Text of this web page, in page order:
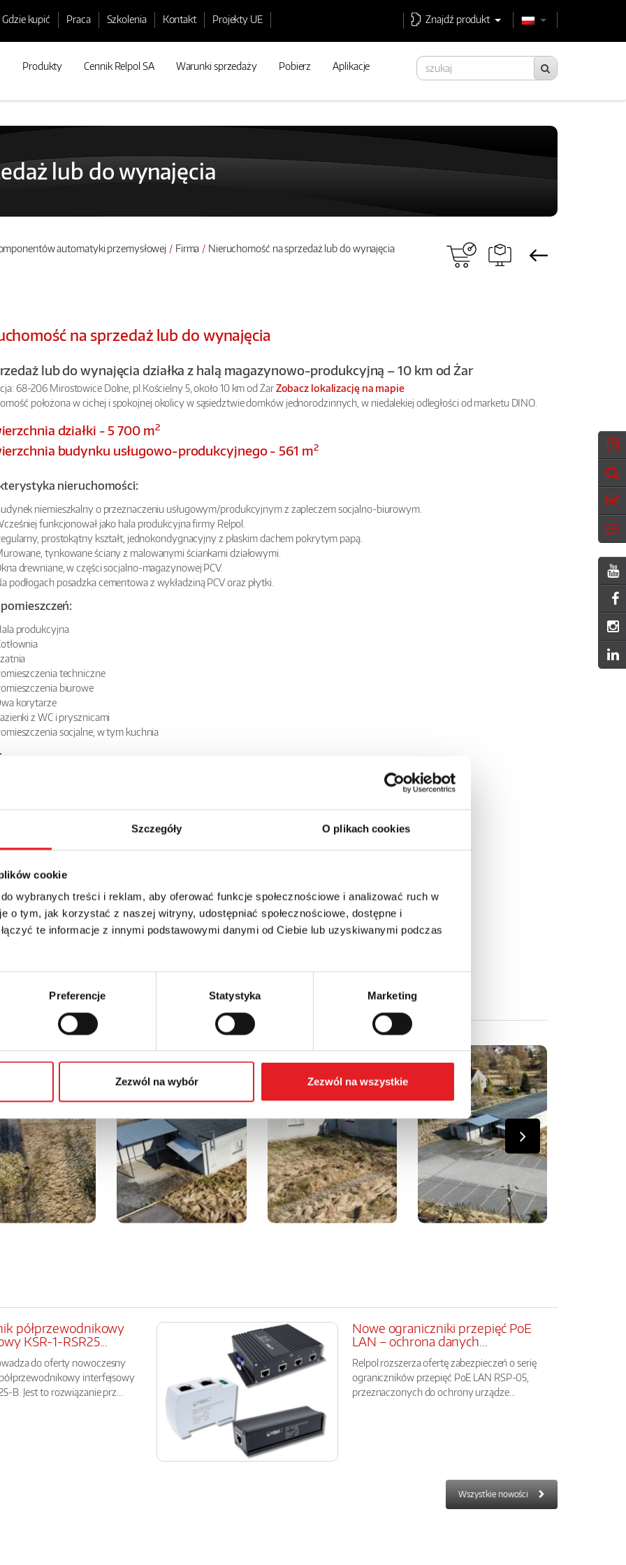
Szczegóły O plikach cookies
cookie
wybranych treści i reklam, aby oferować funkcje społecznościowe i analizować ruch w
o tym, jak korzystać z naszej witryny, udostępniać społecznościowe, dostępne i
te informacje z innymi podstawowymi danymi od Ciebie lub uzyskiwanymi podczas
Preferencje Statystyka Marketing
Zezwól na wybór Zezwól na wszystkie
Gdzie kupić Praca Szkolenia Kontakt Projekty UE Znajdź produkt
Produkty Cennik Relpol SA Warunki sprzedaży Pobierz Aplikacje
lub do wynajęcia
automatyki przemysłowej Firma Nieruchomość na sprzedaż lub do wynajęcia
na sprzedaż lub do wynajęcia
lub do wynajęcia działka z halą magazynowo-produkcyjną – 10 km od Żar
68-206 Mirostowice Dolne, pl.Kościelny 5, około 10 km od ŻarZobacz lokalizację na mapie
położona w cichej i spokojnej okolicy w sąsiedztwie domków jednorodzinnych, w niedalekiej odległości od marketu DINO.
działki - 5 700 m2
budynku usługowo-produkcyjnego - 561 m2
nieruchomości:
niemieszkalny o przeznaczeniu usługowym/produkcyjnym z zapleczem socjalno-biurowym.
funkcjonował jako hala produkcyjna firmy Relpol.
prostokątny kształt, jednokondygnacyjny z płaskim dachem pokrytym papą.
tynkowane ściany z malowanymi ściankami działowymi.
drewniane, w części socjalno-magazynowej PCV.
podłogach posadzka cementowa z wykładziną PCV oraz płytki.
produkcyjna
techniczne
biurowe
korytarze
z WC i prysznicami
socjalne, w tym kuchnia
parking wyłożony kostką typu polbruk
Ogrodzony teren z bramą wjazdową
1 000 000 zł do negocjacji
wynajem do negocjacji
do kontaktu oraz na prezentację nieruchomości!
741 037,
ratman.a@relpol.com.pl
półprzewodnikowy
KSR-1-RSR25...
do oferty nowoczesny
interfejsowy
B. Jest to rozwiązanie prz...
Nowe ograniczniki przepięć PoE
LAN – ochrona danych...
Relpol rozszerza ofertę zabezpieczeń o serię
ograniczników przepięć PoE LAN RSP-05,
przeznaczonych do ochrony urządze...
Wszystkie nowości